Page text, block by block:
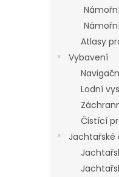
Atlasy
Vybavení
Lodní
Čistící
Jachtařské